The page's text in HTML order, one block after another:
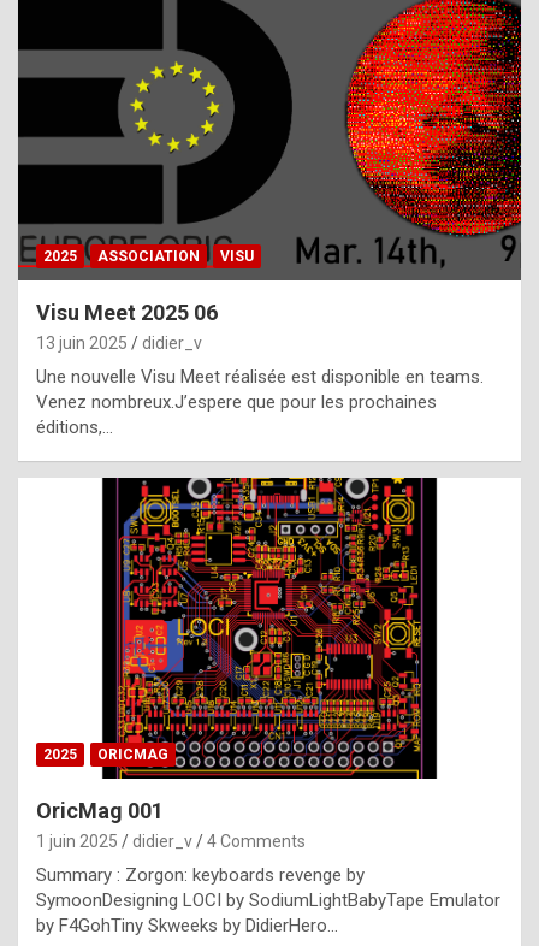
h
a
t
t
e
b
e
s
t
p
h
o
n
y
l
e
2025 ASSOCIATION VISU
Visu Meet 2025 06
13 juin 2025 didier_v
Une nouvelle Visu Meet réalisée est disponible en teams.
Venez nombreux.J’espere que pour les prochaines
éditions,…
2025 ORICMAG
OricMag 001
1 juin 2025 didier_v 4 Comments
Summary : Zorgon: keyboards revenge by
SymoonDesigning LOCI by SodiumLightBabyTape Emulator
by F4GohTiny Skweeks by DidierHero…